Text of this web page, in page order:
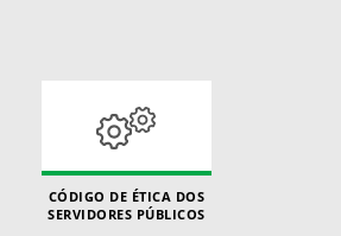
CÓDIGO DE ÉTICA DOS
SERVIDORES PÚBLICOS